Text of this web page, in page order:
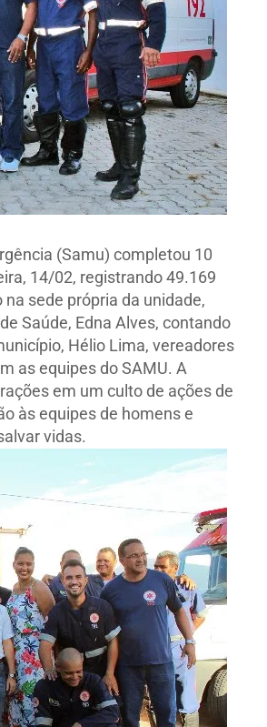
(Samu) completou 10
14/02, registrando 49.169
sede própria da unidade,
Saúde, Edna Alves, contando
Hélio Lima, vereadores
as equipes do SAMU. A
em um culto de ações de
às equipes de homens e
vidas.